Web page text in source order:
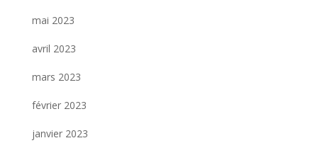
mai 2023
avril 2023
mars 2023
février 2023
janvier 2023